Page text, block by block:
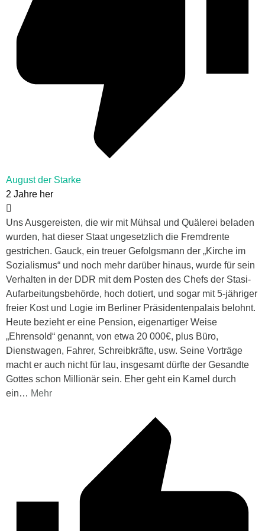
August der Starke
2 Jahre her
Uns Ausgereisten, die wir mit Mühsal und Quälerei beladen
wurden, hat dieser Staat ungesetzlich die Fremdrente
gestrichen. Gauck, ein treuer Gefolgsmann der „Kirche im
Sozialismus“ und noch mehr darüber hinaus, wurde für sein
Verhalten in der DDR mit dem Posten des Chefs der Stasi-
Aufarbeitungsbehörde, hoch dotiert, und sogar mit 5-jähriger
freier Kost und Logie im Berliner Präsidentenpalais belohnt.
Heute bezieht er eine Pension, eigenartiger Weise
„Ehrensold“ genannt, von etwa 20 000€, plus Büro,
Dienstwagen, Fahrer, Schreibkräfte, usw. Seine Vorträge
macht er auch nicht für lau, insgesamt dürfte der Gesandte
Gottes schon Millionär sein. Eher geht ein Kamel durch
ein… Mehr